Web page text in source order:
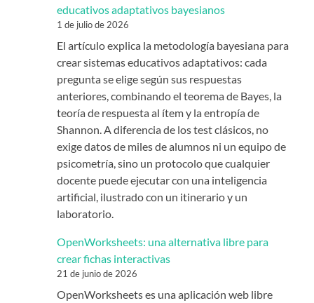
educativos adaptativos bayesianos
1 de julio de 2026
El artículo explica la metodología bayesiana para
crear sistemas educativos adaptativos: cada
pregunta se elige según sus respuestas
anteriores, combinando el teorema de Bayes, la
teoría de respuesta al ítem y la entropía de
Shannon. A diferencia de los test clásicos, no
exige datos de miles de alumnos ni un equipo de
psicometría, sino un protocolo que cualquier
docente puede ejecutar con una inteligencia
artificial, ilustrado con un itinerario y un
laboratorio.
OpenWorksheets: una alternativa libre para
crear fichas interactivas
21 de junio de 2026
OpenWorksheets es una aplicación web libre